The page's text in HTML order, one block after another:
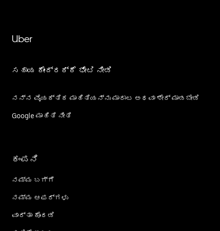
Uber
ಸಹಾಯ ಕೇಂದ್ರಕ್ಕೆ ಭೇಟಿ ನೀಡಿ
ನನ್ನ ವೈಯಕ್ತಿಕ ಮಾಹಿತಿಯನ್ನು ಮಾರಾಟ ಅಥವಾ ಶೇರ್‌ ಮಾಡಬೇಡಿ
Google ಮಾಹಿತಿ ನೀತಿ
ಕಂಪನಿ
ನಮ್ಮ ಬಗ್ಗೆ
ನಮ್ಮ ಆಫರ್‌ಗಳು
ವಾರ್ತಾ ಕೊಠಡಿ